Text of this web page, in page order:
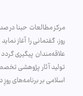
مرکز مطالعات حبنا در
روز، گفتمانی را آغاز
اسلامی بر برنامه‌های